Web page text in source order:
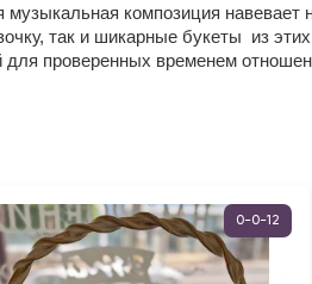
композиция
так и шикарные букеты из
проверенных временем
0-0-12